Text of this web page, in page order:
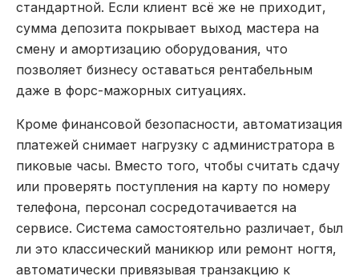
стандартной. Если клиент всё же не приходит,
сумма депозита покрывает выход мастера на
смену и амортизацию оборудования, что
позволяет бизнесу оставаться рентабельным
даже в форс-мажорных ситуациях.
Кроме финансовой безопасности, автоматизация
платежей снимает нагрузку с администратора в
пиковые часы. Вместо того, чтобы считать сдачу
или проверять поступления на карту по номеру
телефона, персонал сосредотачивается на
сервисе. Система самостоятельно различает, был
ли это классический маникюр или ремонт ногтя,
автоматически привязывая транзакцию к